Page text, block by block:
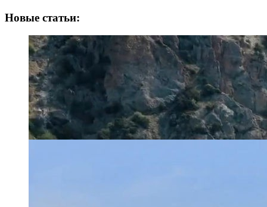
Новые статьи: